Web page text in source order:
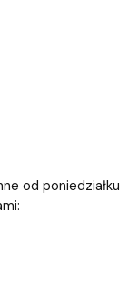
od poniedziałku